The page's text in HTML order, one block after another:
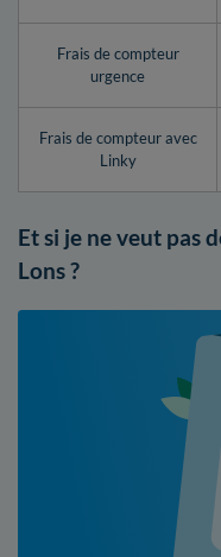
Frais de compteur
urgence
Frais de compteur avec
Linky
Et si je ne veut pas
Lons ?